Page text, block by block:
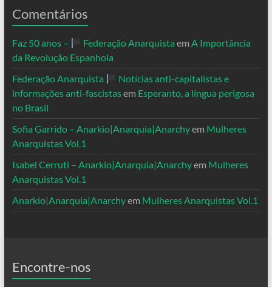
Comentários
Faz 50 anos – Federação Anarquista em A Importância
da Revolução Espanhola
Federação Anarquista
Notícias anti-capitalistas e
informações anti-fascistasem Esperanto, a língua perigosa
no Brasil
Sofia Garrido – Anarkio|Anarquia|Anarchyem Mulheres
Anarquistas Vol.1
Isabel Cerruti – Anarkio|Anarquia|Anarchyem Mulheres
Anarquistas Vol.1
Anarkio|Anarquia|Anarchyem Mulheres Anarquistas Vol.1
Encontre-nos